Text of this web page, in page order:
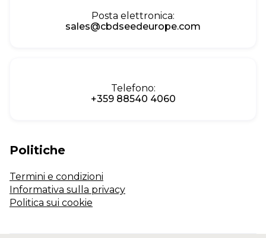
Posta elettronica:
sales@cbdseedeurope.com
Telefono:
+359 88540 4060
Politiche
Termini e condizioni
Informativa sulla privacy
Politica sui cookie